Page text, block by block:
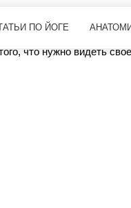
ПО ЙОГЕ
что нужно видеть